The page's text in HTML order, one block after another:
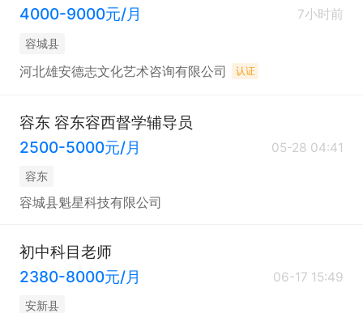
4000-9000元/月
7小时前
容城县
河北雄安德志文化艺术咨询有限公司 认证
容东 容东容西督学辅导员
2500-5000元/月
05-28 04:41
容东
容城县魁星科技有限公司
初中科目老师
2380-8000元/月
06-17 15:49
安新县